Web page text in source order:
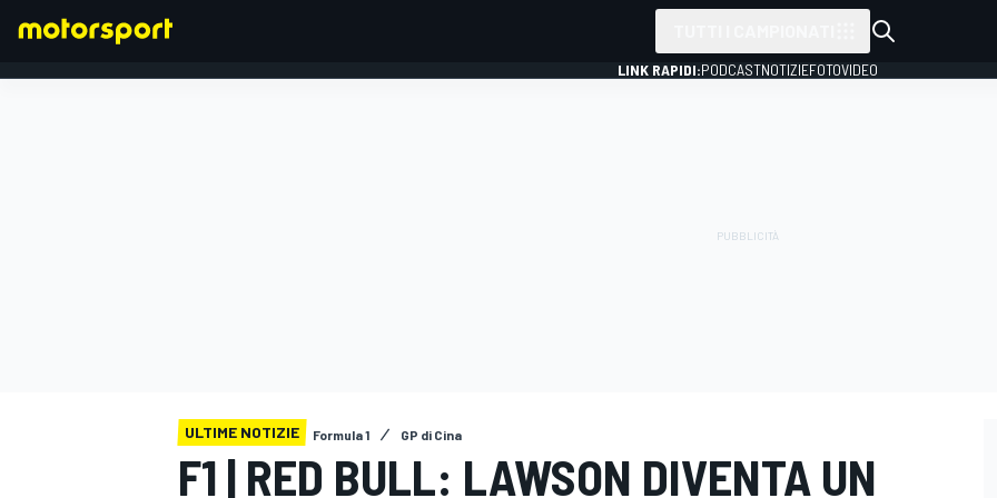
LINK RAPIDI:PODCASTNOTIZIEFOTOVIDEO
ULTIME NOTIZIE Formula 1 GP di Cina
F1 | RED BULL: LAWSON DIVENTA UN